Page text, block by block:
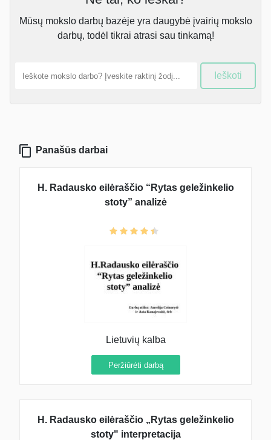
Mūsų mokslo darbų bazėje yra daugybė įvairių mokslo
darbų, todėl tikrai atrasi sau tinkamą!
Ieškoti
Panašūs darbai
H. Radausko eilėraščio “Rytas geležinkelio
stoty” analizė
Lietuvių kalba
Peržiūrėti darbą
H. Radausko eilėraščio „Rytas geležinkelio
stoty" interpretacija